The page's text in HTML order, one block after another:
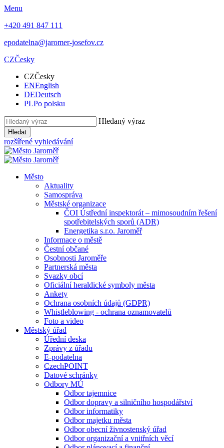
Menu
+420 491 847 111
epodatelna@jaromer-josefov.cz
CZČesky
CZČesky
ENEnglish
DEDeutsch
PLPo polsku
Hledaný výraz
Hledat
rozšířené vyhledávání
Město
Aktuality
Samospráva
Městské organizace
ČOI Ústřední inspektorát – mimosoudním řešení
spotřebitelských sporů (ADR)
Energetika s.r.o. Jaroměř
Informace o městě
Čestní občané
Osobnosti Jaroměře
Partnerská města
Svazky obcí
Oficiální heraldické symboly města
Ankety
Ochrana osobních údajů (GDPR)
Whistleblowing - ochrana oznamovatelů
Foto a video
Městský úřad
Úřední deska
Zprávy z úřadu
E-podatelna
CzechPOINT
Datové schránky
Odbory MÚ
Odbor tajemnice
Odbor dopravy a silničního hospodářství
Odbor informatiky
Odbor majetku města
Odbor obecní živnostenský úřad
Odbor organizační a vnitřních věcí